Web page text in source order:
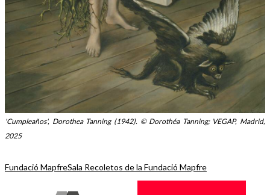
'Cumpleaños', Dorothea Tanning (1942). © Dorothéa Tanning; VEGAP, Madrid,
2025
Fundació MapfreSala Recoletos de la Fundació Mapfre